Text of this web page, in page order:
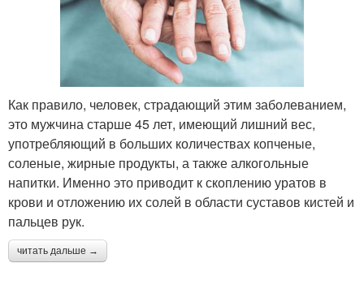
Как правило, человек, страдающий этим заболеванием,
это мужчина старше 45 лет, имеющий лишний вес,
употребляющий в больших количествах копченые,
соленые, жирные продукты, а также алкогольные
напитки. Именно это приводит к скоплению уратов в
крови и отложению их солей в области суставов кистей и
пальцев рук.
читать дальше →